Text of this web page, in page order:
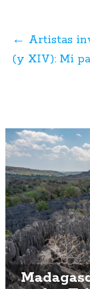
posts
← Artistas
(y XIV): Mi